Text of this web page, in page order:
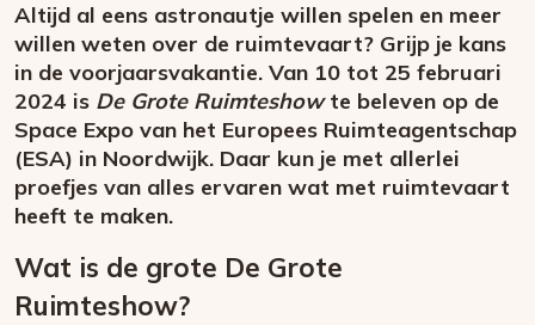
Altijd al eens astronautje willen spelen en meer
willen weten over de ruimtevaart? Grijp je kans
in de voorjaarsvakantie. Van 10 tot 25 februari
2024 is De Grote Ruimteshowte beleven op de
Space Expo van het Europees Ruimteagentschap
(ESA) in Noordwijk. Daar kun je met allerlei
proefjes van alles ervaren wat met ruimtevaart
heeft te maken.
Wat is de grote De Grote
Ruimteshow?